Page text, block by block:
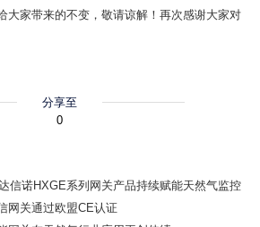
大家带来的不变，敬请谅解！再次感谢大家对
分享至
0
信诺HXGE系列网关产品持续赋能天然气监控
网关通过欧盟CE认证